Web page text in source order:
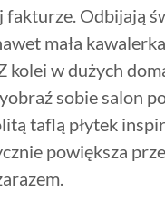
Odbijają
mała
kolei w dużych
sobie salon
taflą płytek
powiększa